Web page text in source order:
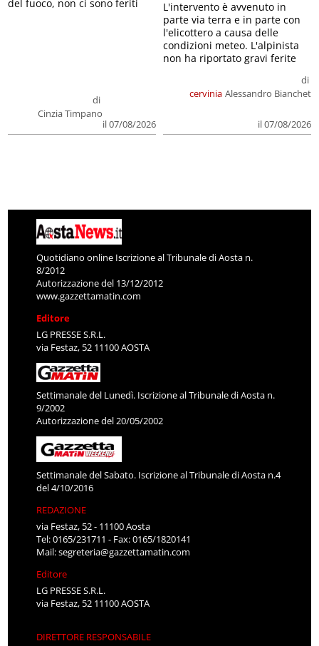
di
Cinzia Timpano
il 07/08/2026
del fuoco, non ci sono feriti
cervinia
di
Alessandro Bianchet
il 07/08/2026
L'intervento è avvenuto in
parte via terra e in parte con
l'elicottero a causa delle
condizioni meteo. L'alpinista
non ha riportato gravi ferite
Quotidiano online Iscrizione al Tribunale di Aosta n.
8/2012
Autorizzazione del 13/12/2012
www.gazzettamatin.com
Editore
LG PRESSE S.R.L.
via Festaz, 52 11100 AOSTA
Settimanale del Lunedì. Iscrizione al Tribunale di Aosta n.
9/2002
Autorizzazione del 20/05/2002
Settimanale del Sabato. Iscrizione al Tribunale di Aosta n.4
del 4/10/2016
REDAZIONE
via Festaz, 52 - 11100 Aosta
Tel: 0165/231711 - Fax: 0165/1820141
Mail:segreteria@gazzettamatin.com
Editore
LG PRESSE S.R.L.
via Festaz, 52 11100 AOSTA
DIRETTORE RESPONSABILE